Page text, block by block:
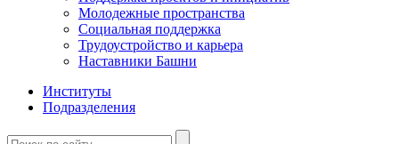
Молодежные пространства
Социальная поддержка
Трудоустройство и карьера
Наставники Башни
Институты
Подразделения